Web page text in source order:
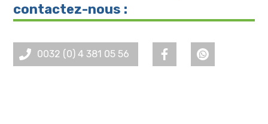
contactez-nous :
0032 (0) 4 381 05 56